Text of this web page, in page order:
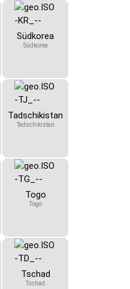
Südkorea
Südkorea
Tadschikistan
Tadschikistan
Togo
Togo
Tschad
Tschad